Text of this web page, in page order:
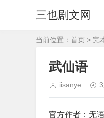
三也剧文网
当前位置： 首页 > 完
武仙语
iisanye
官方作者：无